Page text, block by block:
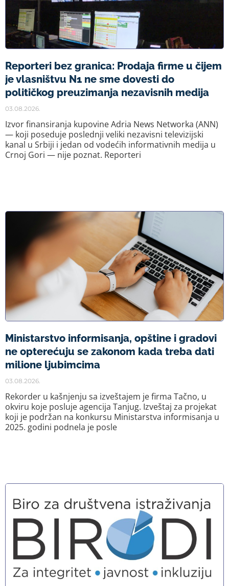
Reporteri bez granica: Prodaja firme u čijem
je vlasništvu N1 ne sme dovesti do
političkog preuzimanja nezavisnih medija
03.08.2026.
Izvor finansiranja kupovine Adria News Networka (ANN)
— koji poseduje poslednji veliki nezavisni televizijski
kanal u Srbiji i jedan od vodećih informativnih medija u
Crnoj Gori — nije poznat. Reporteri
Ministarstvo informisanja, opštine i gradovi
ne opterećuju se zakonom kada treba dati
milione ljubimcima
03.08.2026.
Rekorder u kašnjenju sa izveštajem je firma Tačno, u
okviru koje posluje agencija Tanjug. Izveštaj za projekat
koji je podržan na konkursu Ministarstva informisanja u
2025. godini podnela je posle